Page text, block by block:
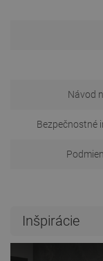
Návod
Bezpečnostné
Inšpirácie